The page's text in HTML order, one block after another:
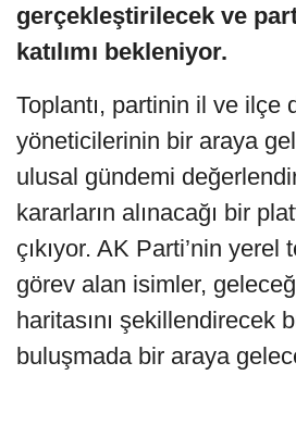
gerçekleştirilecek ve
katılımı bekleniyor.
Toplantı, partinin il ve ilçe
yöneticilerinin bir araya
ulusal gündemi
kararların alınacağı bir
çıkıyor. AK Parti’nin yerel
görev alan isimler,
haritasını şekillendirecek
buluşmada bir araya